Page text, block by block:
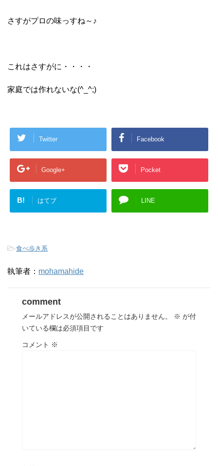
さすがプロの味っすね～♪
これはさすがに・・・・
家庭では作れないな(^_^;)
Twitter Facebook
Google+ Pocket
B! はてブ LINE
-食べ歩き系
執筆者： mohamahide
comment
メールアドレスが公開されることはありません。 ※ が付
いている欄は必須項目です
コメント ※